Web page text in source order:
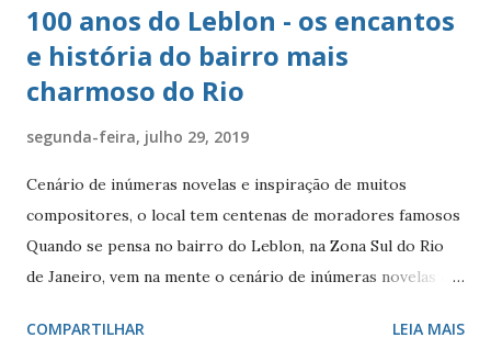
100 anos do Leblon - os encantos
e história do bairro mais
charmoso do Rio
segunda-feira, julho 29, 2019
Cenário de inúmeras novelas e inspiração de muitos
compositores, o local tem centenas de moradores famosos
Quando se pensa no bairro do Leblon, na Zona Sul do Rio
de Janeiro, vem na mente o cenário de inúmeras novelas de
compositores e poetas. Como defini-lo? Calmo e elegante.
COMPARTILHAR LEIA MAIS